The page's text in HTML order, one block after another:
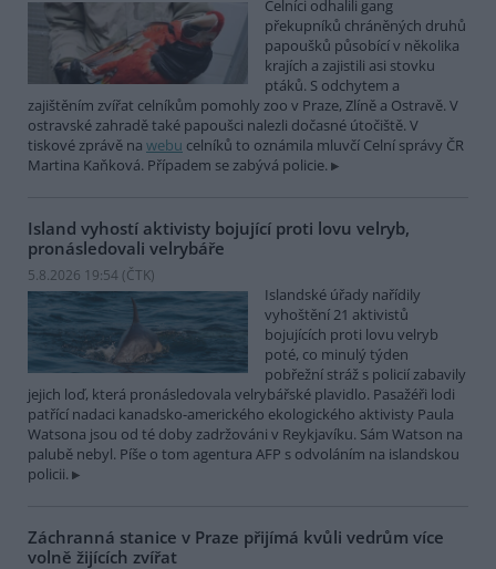
Celníci odhalili gang
překupníků chráněných druhů
papoušků působící v několika
krajích a zajistili asi stovku
ptáků. S odchytem a
zajištěním zvířat celníkům pomohly zoo v Praze, Zlíně a Ostravě. V
ostravské zahradě také papoušci nalezli dočasné útočiště. V
tiskové zprávě na webu celníků to oznámila mluvčí Celní správy ČR
Martina Kaňková. Případem se zabývá policie.
Island vyhostí aktivisty bojující proti lovu velryb,
pronásledovali velrybáře
5.8.2026 19:54 (ČTK)
Islandské úřady nařídily
vyhoštění 21 aktivistů
bojujících proti lovu velryb
poté, co minulý týden
pobřežní stráž s policií zabavily
jejich loď, která pronásledovala velrybářské plavidlo. Pasažéři lodi
patřící nadaci kanadsko-amerického ekologického aktivisty Paula
Watsona jsou od té doby zadržováni v Reykjavíku. Sám Watson na
palubě nebyl. Píše o tom agentura AFP s odvoláním na islandskou
policii.
Záchranná stanice v Praze přijímá kvůli vedrům více
volně žijících zvířat